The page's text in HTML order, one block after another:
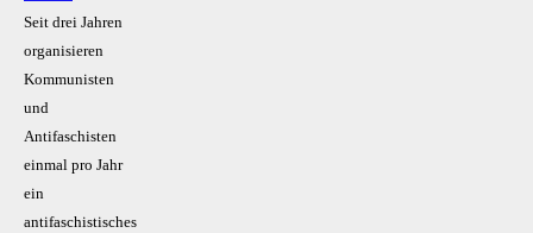
Seit drei Jahren
organisieren
Kommunisten
und
Antifaschisten
einmal pro Jahr
ein
antifaschistisches